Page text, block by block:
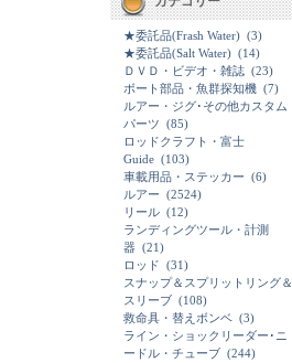
★委託品(Frash Water) (3)
★委託品(Salt Water) (14)
ＤＶＤ・ビデオ・雑誌 (23)
ボート部品・魚群探知機 (7)
ルアー・ジグ･その他カスタム
パーツ (85)
ロッドクラフト・富士
Guide (103)
車載用品・ステッカー (6)
ルアー (2524)
リール (12)
ランディングツール・計測
器 (21)
ロッド (31)
スナップ＆スプリットリング＆
スリーブ (108)
救命具・替えボンベ (3)
ライン・ショックリーダー･ニ
ードル・チューブ (244)